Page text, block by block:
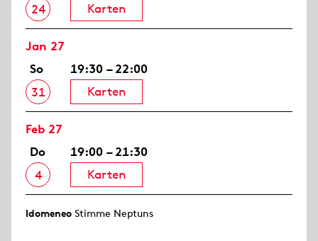
24
Karten
Jan 27
So
31
19:30 – 22:00
Karten
Feb 27
Do
4
19:00 – 21:30
Karten
Idomeneo Stimme Neptuns